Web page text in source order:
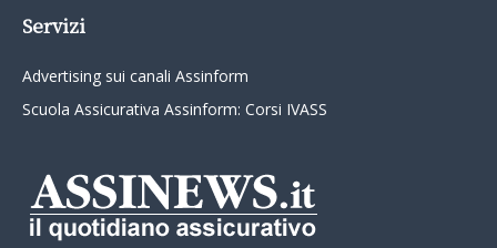
Servizi
Advertising sui canali Assinform
Scuola Assicurativa Assinform: Corsi IVASS